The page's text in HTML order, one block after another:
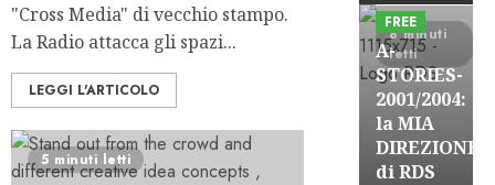
"Cross Media" di vecchio stampo.
La Radio attacca gli spazi...
LEGGI L'ARTICOLO
5 minuti letti
8 minuti
letti
FREE
A-
STORIES-
2001/2004:
la MIA
DIREZIONE
di RDS
A-Stories
Formazione